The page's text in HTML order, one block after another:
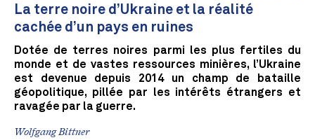
La terre noire d’Ukraine et la réalité
cachée d’un pays en ruines
Dotée de terres noires parmi les plus fertiles du
monde et de vastes ressources minières, l’Ukraine
est devenue depuis 2014 un champ de bataille
géopolitique, pillée par les intérêts étrangers et
ravagée par la guerre.
Wolfgang Bittner